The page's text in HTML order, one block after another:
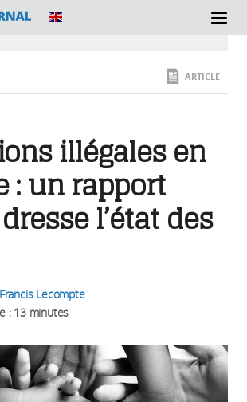
ARTICLE
illégales en
: un rapport
l’état des
Francis Lecompte
: 13 minutes